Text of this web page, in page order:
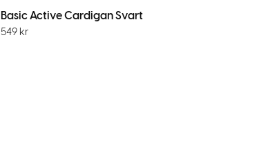
Basic Active Cardigan Svart
549 kr